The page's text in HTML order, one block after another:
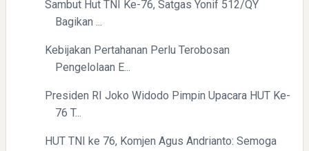
Sambut Hut TNI Ke-76, Satgas Yonif 512/QY
Bagikan ...
Kebijakan Pertahanan Perlu Terobosan
Pengelolaan E...
Presiden RI Joko Widodo Pimpin Upacara HUT Ke-
76 T...
HUT TNI ke 76, Komjen Agus Andrianto: Semoga